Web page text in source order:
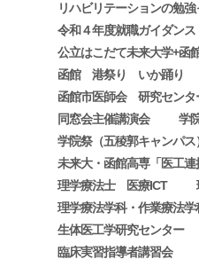
リハビリテーションの勉強
令和４年度就職ガイダンス
公立はこだて未来大学+函
函館 港祭り いか踊り
函館市医師会 研究センタ
同窓会主催講演会
学
学院祭（五稜郭キャンパス
未来大・函館高専「医工連
理学療法士 医療ICT
理学療法学科・作業療法学
生体医工学研究センター
臨床実習指導者講習会